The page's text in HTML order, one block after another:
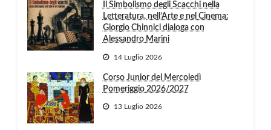
Il Simbolismo degli Scacchi nella
Letteratura, nell’Arte e nel Cinema:
Giorgio Chinnici dialoga con
Alessandro Marini
14 Luglio 2026
Corso Junior del Mercoledì
Pomeriggio 2026/2027
13 Luglio 2026